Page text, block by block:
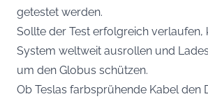
getestet werden.
Sollte der Test erfolgreich verlaufen,
System weltweit ausrollen und
um den Globus schützen.
Ob Teslas farbsprühende Kabel den